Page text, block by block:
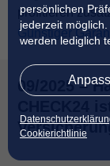
persönlichen
jederzeit
werden lediglich
Cookierichtlinie
profitieren
Günstiger
09/2025 –